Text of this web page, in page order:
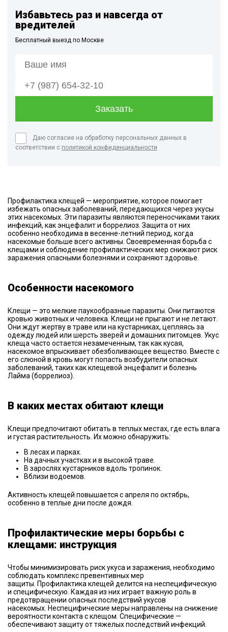
Избавьтесь раз и навсегда от
вредителей
Бесплатный выезд по Москве
Даю согласие на обработку персональных данных в
соответствии с политикой конфиденциальности
Профилактика клещей — мероприятие, которое помогает
избежать опасных заболеваний, передающихся через укусы
этих насекомых. Эти паразиты являются переносчиками таких
инфекций, как энцефалит и боррелиоз. Защита от них
особенно необходима в весенне-летний период, когда
насекомые больше всего активны. Своевременная борьба с
клещами и соблюдение профилактических мер снижают риск
заражения опасными болезнями и сохраняют здоровье.
Особенности насекомого
Клещи — это мелкие паукообразные паразиты. Они питаются
кровью животных и человека. Клещи не прыгают и не летают.
Они ждут жертву в траве или на кустарниках, цепляясь за
одежду людей или шерсть зверей и домашних питомцев. Укус
клеща часто остается незамеченным, так как кусая,
насекомое впрыскивает обезболивающее вещество. Вместе с
его слюной в кровь могут попасть возбудители опасных
заболеваний, таких как клещевой энцефалит и болезнь
Лайма (боррелиоз).
В каких местах обитают клещи
Клещи предпочитают обитать в теплых местах, где есть влага
и густая растительность. Их можно обнаружить:
В лесах и парках.
На дачных участках и в высокой траве.
В зарослях кустарников вдоль тропинок.
Вблизи водоемов.
Активность клещей повышается с апреля по октябрь,
особенно в теплые дни после дождя.
Профилактические меры борьбы с
клещами: инструкция
Чтобы минимизировать риск укуса и заражения, необходимо
соблюдать комплекс превентивных мер
защиты. Профилактика клещей делится на неспецифическую
и специфическую. Каждая из них играет важную роль в
предотвращении опасных последствий укусов
насекомых. Неспецифические меры направлены на снижение
вероятности контакта с клещом. Специфические —
обеспечивают защиту от тяжелых последствий инфекций.